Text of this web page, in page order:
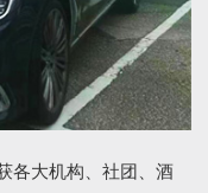
各大机构、社团、酒